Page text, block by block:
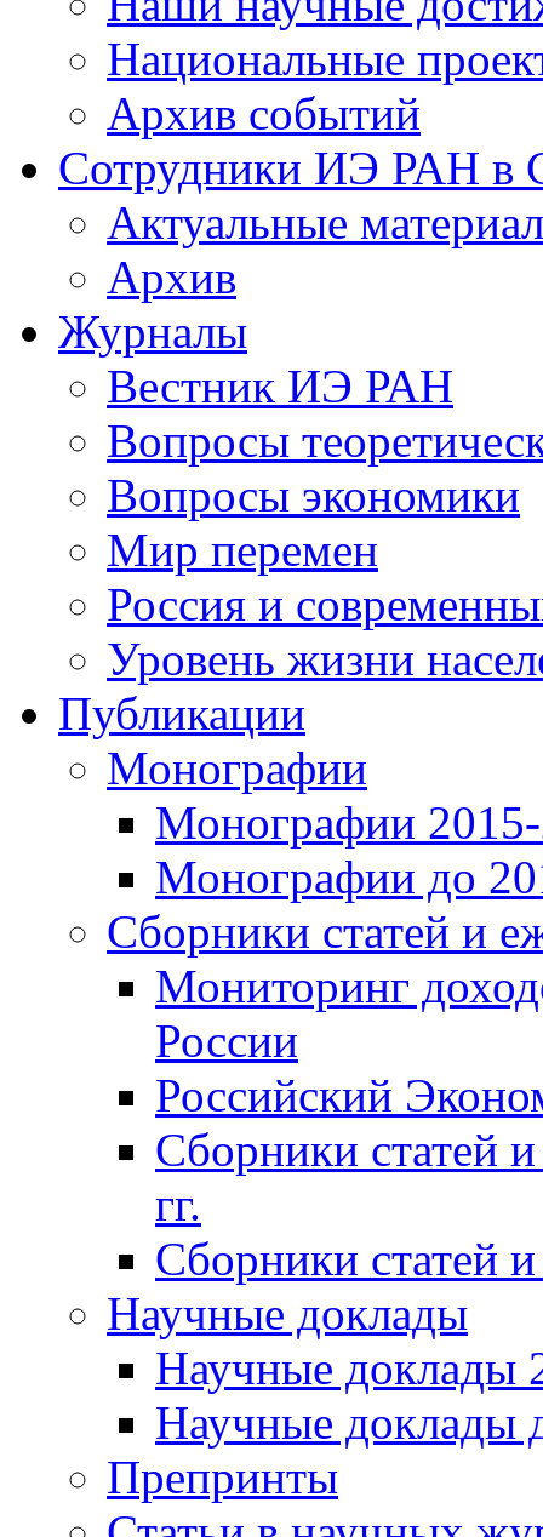
Национальные
Архив событий
Сотрудники ИЭ РАН
Актуальные
Архив
Журналы
Вестник ИЭ РАН
Вопросы
Вопросы экономики
Мир перемен
Россия и
Уровень жизни
Публикации
Монографии
Монографии 2015-
Монографии до
Сборники статей и
Мониторинг
России
Российский
Сборники статей
гг.
Сборники статей
Научные доклады
Научные доклады
Научные доклады
Препринты